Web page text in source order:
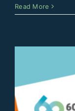
Read More